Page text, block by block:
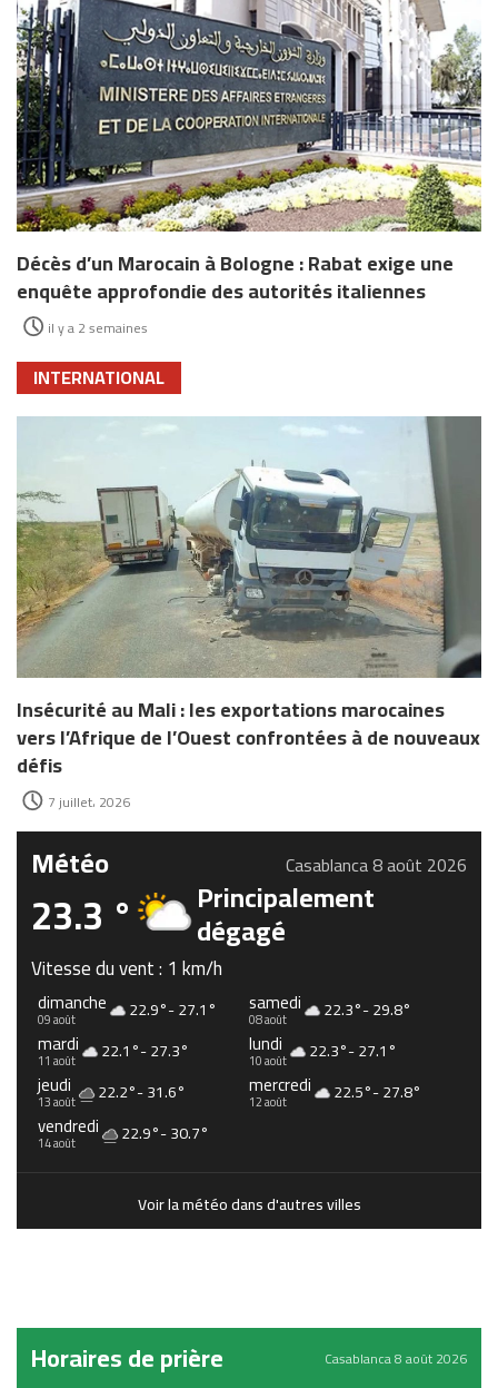
Décès d’un Marocain à Bologne : Rabat exige une
enquête approfondie des autorités italiennes
il y a 2 semaines
INTERNATIONAL
Insécurité au Mali : les exportations marocaines
vers l’Afrique de l’Ouest confrontées à de nouveaux
défis
7 juillet، 2026